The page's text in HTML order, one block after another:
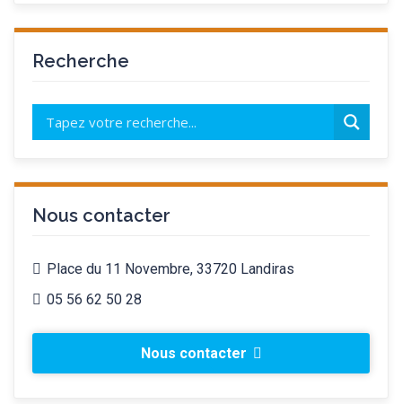
Recherche
Nous contacter
Place du 11 Novembre, 33720 Landiras
05 56 62 50 28
Nous contacter